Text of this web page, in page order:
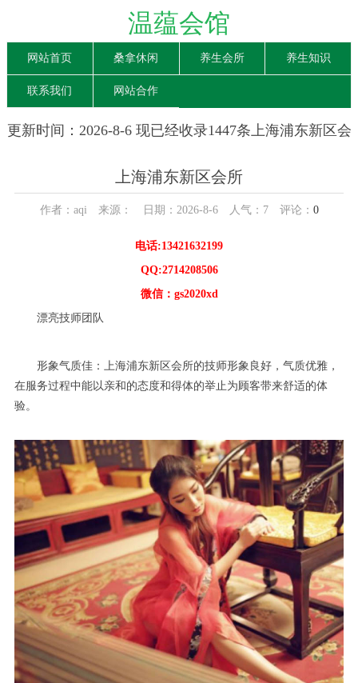
温蕴会馆
网站首页 桑拿休闲 养生会所 养生知识
联系我们 网站合作
更新时间：2026-8-6 现已经收录1447条上海浦东新区会
上海浦东新区会所
作者：aqi 来源： 日期：2026-8-6 人气： 7评论： 0
电话:13421632199
QQ:2714208506
微信：gs2020xd
漂亮技师团队
形象气质佳：上海浦东新区会所的技师形象良好，气质优雅，
在服务过程中能以亲和的态度和得体的举止为顾客带来舒适的体
验。